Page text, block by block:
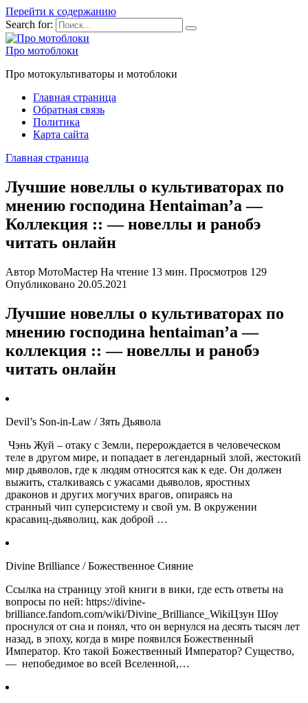
Перейти к содержанию
Search for:
Про мотоблоки
Про мотокультиваторы и мотоблоки
Главная страница
Обратная связь
Политика
Карта сайта
Главная страница
Лучшие новеллы о культиваторах по
мнению господина Hentaiman’a —
Коллекция :: — новеллы и ранобэ
читать онлайн
Автор МотоМастер На чтение 13 мин. Просмотров 129
Опубликовано 20.05.2021
Лучшие новеллы о культиваторах по
мнению господина hentaiman’a —
коллекция :: — новеллы и ранобэ
читать онлайн
Devil’s Son-in-Law / Зять Дьявола
Чэнь Жуй – отаку с Земли, перерождается в человеческом
теле в другом мире, и попадает в легендарный злой, жестокий
мир дьяволов, где к людям относятся как к еде. Он должен
выжить, сталкиваясь с ужасами дьяволов, яростных
драконов и других могучих врагов, опираясь на
странный чип суперсистему и свой ум. В окружении
красавиц-дьяволиц, как доброй …
Divine Brilliance / Божественное Сияние
Ссылка на страницу этой книги в вики, где есть ответы на
вопросы по ней: https://divine-
brilliance.fandom.com/wiki/Divine_Brilliance_WikiЦзун Шоу
проснулся от сна и понял, что он вернулся на десять тысяч лет
назад, в эпоху, когда в мире появился Божественный
Император. Кто такой Божественный Император? Существо,
— непобедимое во всей Вселенной,…